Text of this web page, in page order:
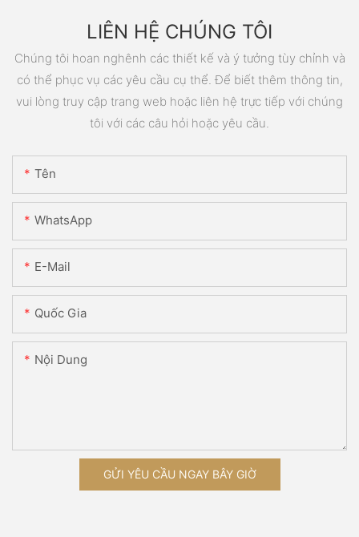
LIÊN HỆ CHÚNG TÔI
Chúng tôi hoan nghênh các thiết kế và ý tưởng tùy chỉnh và
có thể phục vụ các yêu cầu cụ thể. Để biết thêm thông tin,
vui lòng truy cập trang web hoặc liên hệ trực tiếp với chúng
tôi với các câu hỏi hoặc yêu cầu.
Tên
WhatsApp
E-Mail
Quốc Gia
Nội Dung
GỬI YÊU CẦU NGAY BÂY GIỜ